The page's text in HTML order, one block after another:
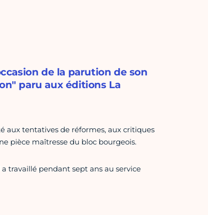
de la parution de son
paru aux éditions La
aux tentatives de réformes, aux critiques
pièce maîtresse du bloc bourgeois.
travaillé pendant sept ans au service